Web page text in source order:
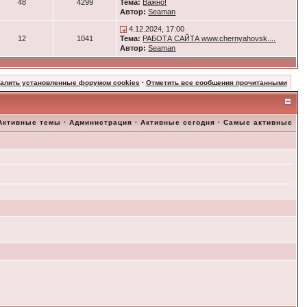
48 4299 Тема: Важно!
Автор: Seaman
12 1041
4.12.2024, 17:00
Тема: РАБОТА САЙТА www.chernyahovsk....
Автор: Seaman
установленные форумом cookies · Отметить все сообщения прочитанными
темы ·Администрация ·Активные сегодня ·Самые активные